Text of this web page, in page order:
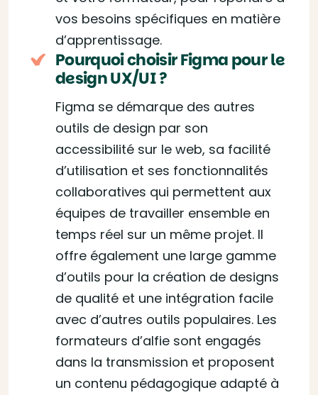
vos besoins spécifiques en matière
d’apprentissage.
Pourquoi choisir Figma pour le
design UX/UI ?
Figma se démarque des autres
outils de design par son
accessibilité sur le web, sa facilité
d’utilisation et ses fonctionnalités
collaboratives qui permettent aux
équipes de travailler ensemble en
temps réel sur un même projet. Il
offre également une large gamme
d’outils pour la création de designs
de qualité et une intégration facile
avec d’autres outils populaires. Les
formateurs d’alfie sont engagés
dans la transmission et proposent
un contenu pédagogique adapté à